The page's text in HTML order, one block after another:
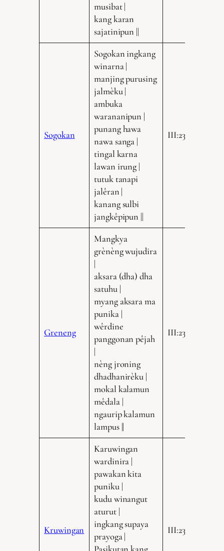
musibat |
kang karan
sajatinipun ||
Sogokan
Sogokan ingkang
winarna |
manjing purusing
jalmèku |
ambuka
warananipun |
punang hawa
nawa sanga |
tingal karna
lawan irung |
tutuk tanapi
jalêran |
kanang sulbi
jangkêpipun ||
III:235.14
Greneng
Mangkya
grènèng wujudira
|
aksara (dha) dha
satuhu |
myang aksara ma
punika |
wêrdine
panggonan pêjah
|
nèng jroning
dhadhanirèku |
mokal kalamun
mêdala |
ngaurip kalamun
lampus ||
III:235.12
Kruwingan
Karuwingan
wardinira |
pawakan kita
puniku |
kudu winangut
aturut |
ingkang supaya
prayoga |
III:235.16